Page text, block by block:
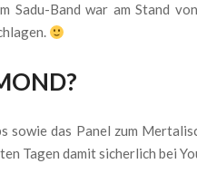
Sadu-Band war am Stand von
sowie das Panel zum
Tagen damit sicherlich bei